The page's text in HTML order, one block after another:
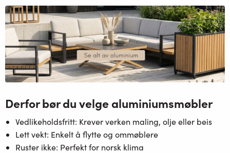
Derfor bør du velge aluminiumsmøbler
Vedlikeholdsfritt: Krever verken maling, olje eller beis
Lett vekt: Enkelt å flytte og ommøblere
Ruster ikke: Perfekt for norsk klima